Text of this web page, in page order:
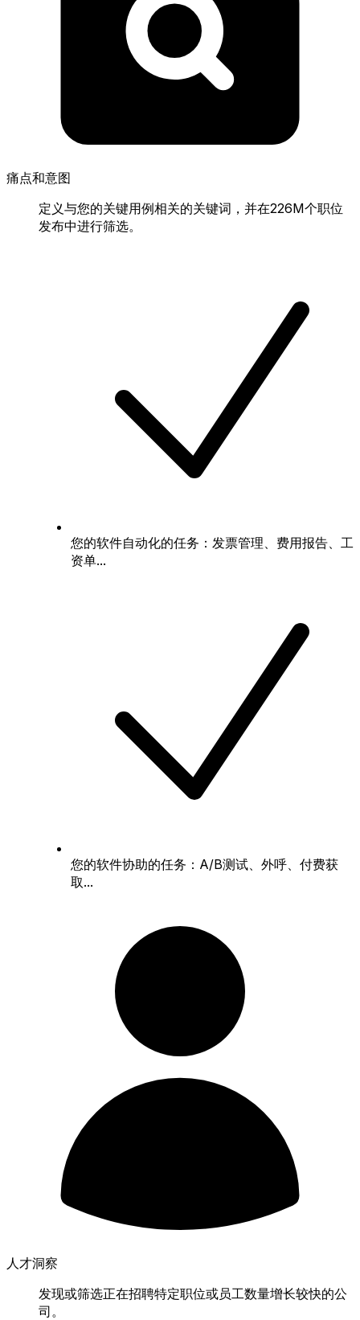
痛点和意图
定义与您的关键用例相关的关键词，并在226M个职位
发布中进行筛选。
您的软件自动化的任务：发票管理、费用报告、工
资单...
您的软件协助的任务：A/B测试、外呼、付费获
取...
人才洞察
发现或筛选正在招聘特定职位或员工数量增长较快的公
司。